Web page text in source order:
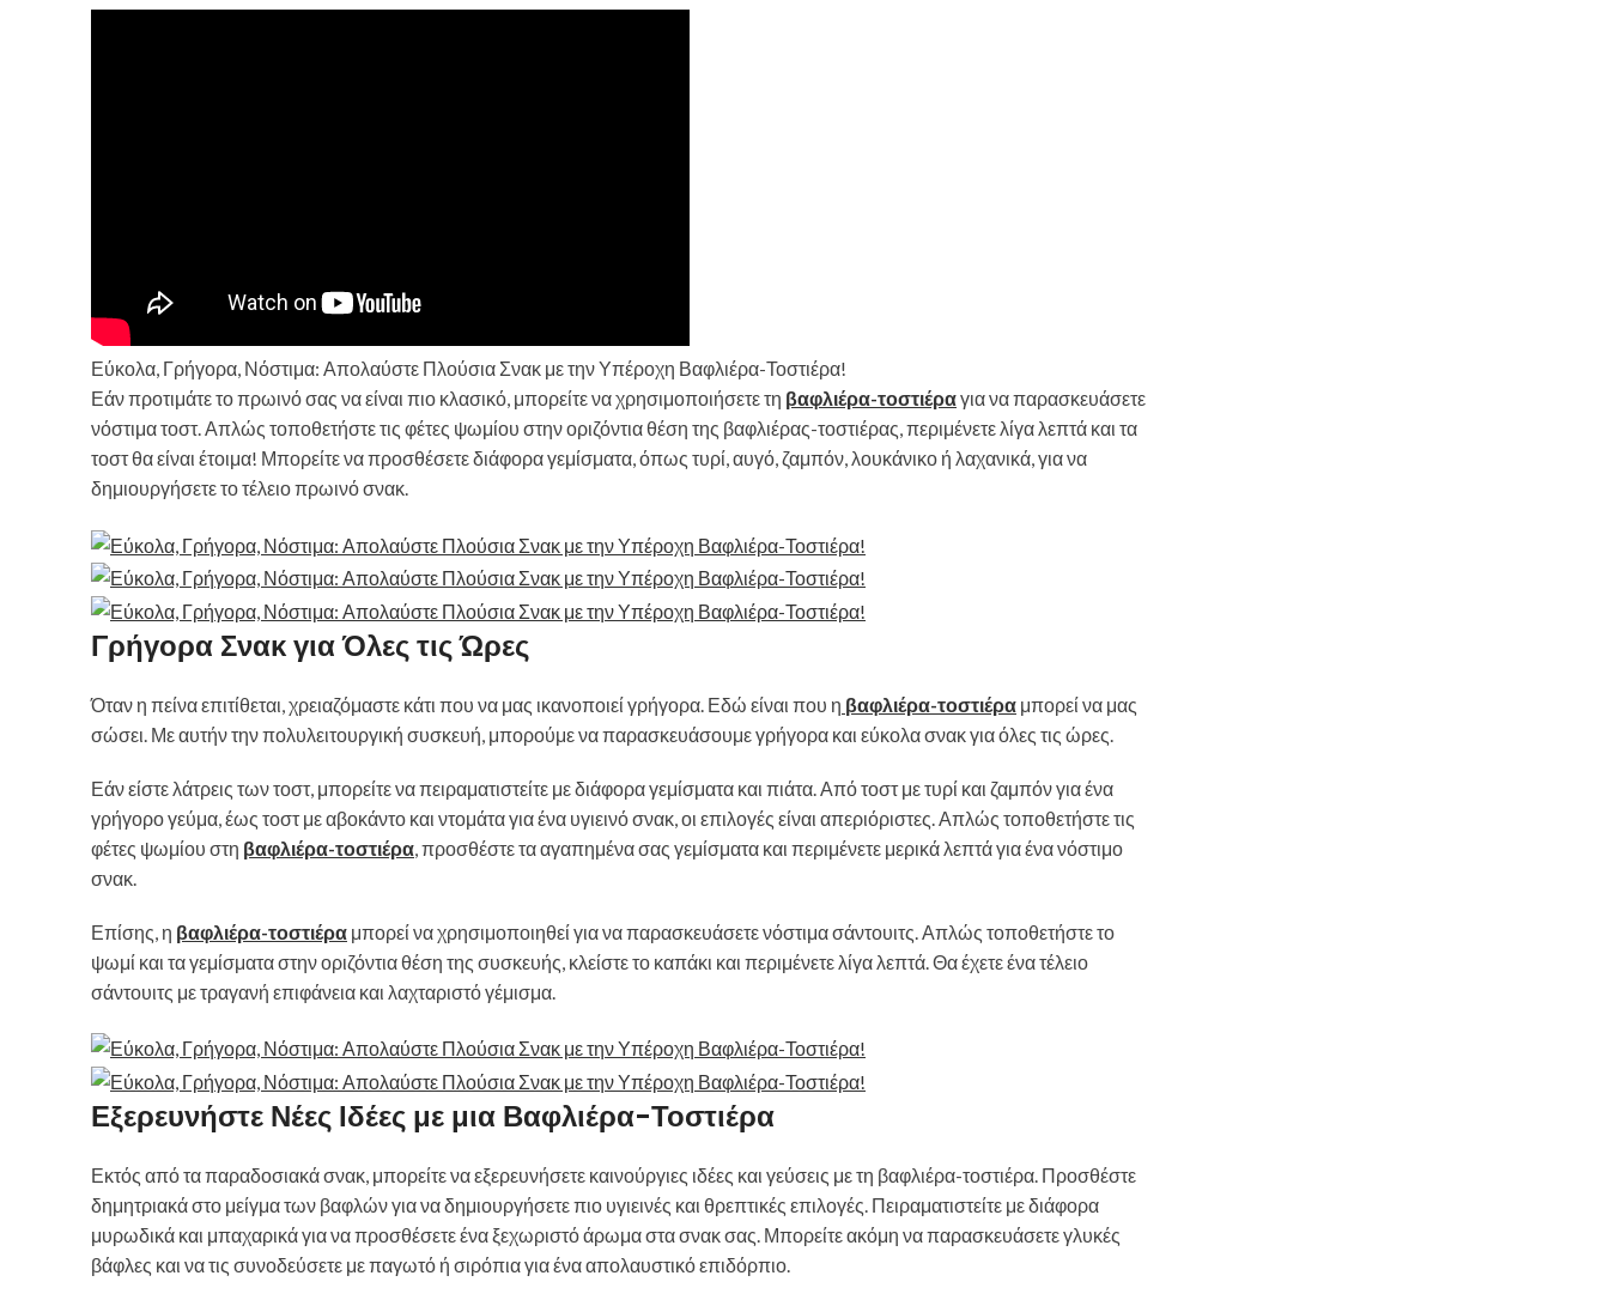
Εύκολα, Γρήγορα, Νόστιμα: Απολαύστε Πλούσια Σνακ με την Υπέροχη Βαφλιέρα-Τοστιέρα!
Εάν προτιμάτε το πρωινό σας να είναι πιο κλασικό, μπορείτε να χρησιμοποιήσετε τη βαφλιέρα-τοστιέραγια να παρασκευάσετε
νόστιμα τοστ. Απλώς τοποθετήστε τις φέτες ψωμίου στην οριζόντια θέση της βαφλιέρας-τοστιέρας, περιμένετε λίγα λεπτά και τα
τοστ θα είναι έτοιμα! Μπορείτε να προσθέσετε διάφορα γεμίσματα, όπως τυρί, αυγό, ζαμπόν, λουκάνικο ή λαχανικά, για να
δημιουργήσετε το τέλειο πρωινό σνακ.
Γρήγορα Σνακ για Όλες τις Ώρες
Όταν η πείνα επιτίθεται, χρειαζόμαστε κάτι που να μας ικανοποιεί γρήγορα. Εδώ είναι που η βαφλιέρα-τοστιέρα μπορεί να μας
σώσει. Με αυτήν την πολυλειτουργική συσκευή, μπορούμε να παρασκευάσουμε γρήγορα και εύκολα σνακ για όλες τις ώρες.
Εάν είστε λάτρεις των τοστ, μπορείτε να πειραματιστείτε με διάφορα γεμίσματα και πιάτα. Από τοστ με τυρί και ζαμπόν για ένα
γρήγορο γεύμα, έως τοστ με αβοκάντο και ντομάτα για ένα υγιεινό σνακ, οι επιλογές είναι απεριόριστες. Απλώς τοποθετήστε τις
φέτες ψωμίου στη βαφλιέρα-τοστιέρα , προσθέστε τα αγαπημένα σας γεμίσματα και περιμένετε μερικά λεπτά για ένα νόστιμο
σνακ.
Επίσης, η βαφλιέρα-τοστιέρα μπορεί να χρησιμοποιηθεί για να παρασκευάσετε νόστιμα σάντουιτς. Απλώς τοποθετήστε το
ψωμί και τα γεμίσματα στην οριζόντια θέση της συσκευής, κλείστε το καπάκι και περιμένετε λίγα λεπτά. Θα έχετε ένα τέλειο
σάντουιτς με τραγανή επιφάνεια και λαχταριστό γέμισμα.
Εξερευνήστε Νέες Ιδέες με μια Βαφλιέρα-Τοστιέρα
Εκτός από τα παραδοσιακά σνακ, μπορείτε να εξερευνήσετε καινούργιες ιδέες και γεύσεις με τη βαφλιέρα-τοστιέρα. Προσθέστε
δημητριακά στο μείγμα των βαφλών για να δημιουργήσετε πιο υγιεινές και θρεπτικές επιλογές. Πειραματιστείτε με διάφορα
μυρωδικά και μπαχαρικά για να προσθέσετε ένα ξεχωριστό άρωμα στα σνακ σας. Μπορείτε ακόμη να παρασκευάσετε γλυκές
βάφλες και να τις συνοδεύσετε με παγωτό ή σιρόπια για ένα απολαυστικό επιδόρπιο.